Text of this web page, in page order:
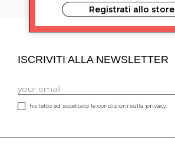
ISCRIVITI ALLA NEWSLETTER
ho letto ed accettato le condizioni sulla privacy.
Registrati allo store